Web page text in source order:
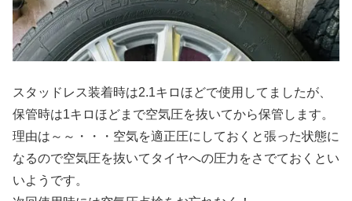
スタッドレス装着時は2.1キロほどで使用してましたが、
保管時は1キロほどまで空気圧を抜いてから保管します。
理由は～～・・・空気を適正圧にしておくと張った状態に
なるので空気圧を抜いてタイヤへの圧力をさでておくとい
いようです。